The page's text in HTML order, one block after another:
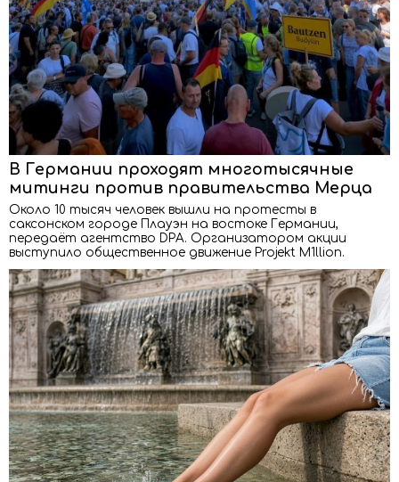
В Германии проходят многотысячные
митинги против правительства Мерца
Около 10 тысяч человек вышли на протесты в
саксонском городе Плауэн на востоке Германии,
передаёт агентство DPA. Организатором акции
выступило общественное движение Projekt M1llion.